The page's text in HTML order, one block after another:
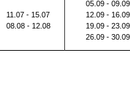
11.07 - 15.07
08.08 - 12.08
05.09 - 09.09
12.09 - 16.09
19.09 - 23.09
26.09 - 30.09